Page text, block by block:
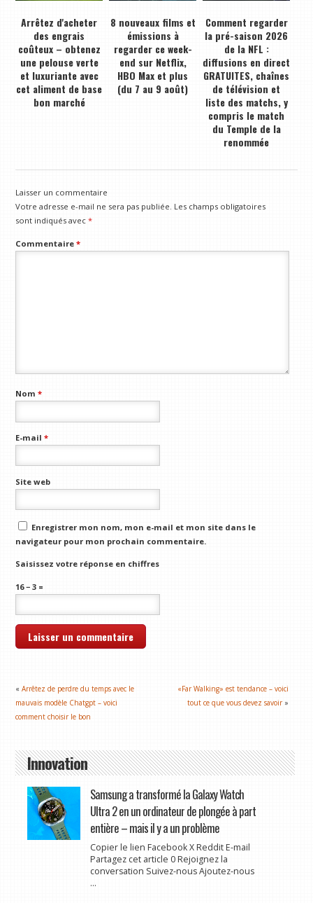
Arrêtez d'acheter
des engrais
coûteux – obtenez
une pelouse verte
et luxuriante avec
cet aliment de base
bon marché
8 nouveaux films et
émissions à
regarder ce week-
end sur Netflix,
HBO Max et plus
(du 7 au 9 août)
Comment regarder
la pré-saison 2026
de la NFL :
diffusions en direct
GRATUITES, chaînes
de télévision et
liste des matchs, y
compris le match
du Temple de la
renommée
Laisser un commentaire
Votre adresse e-mail ne sera pas publiée. Les champs obligatoires
sont indiqués avec*
Commentaire*
Nom*
E-mail*
Site web
Enregistrer mon nom, mon e-mail et mon site dans le
navigateur pour mon prochain commentaire.
Saisissez votre réponse en chiffres
16 − 3 =
«Arrêtez de perdre du temps avec le
mauvais modèle Chatgpt – voici
comment choisir le bon
«Far Walking» est tendance – voici
tout ce que vous devez savoir »
Innovation
Samsung a transformé la Galaxy Watch
Ultra 2 en un ordinateur de plongée à part
entière – mais il y a un problème
Copier le lien Facebook X Reddit E-mail
Partagez cet article 0 Rejoignez la
conversation Suivez-nous Ajoutez-nous
...